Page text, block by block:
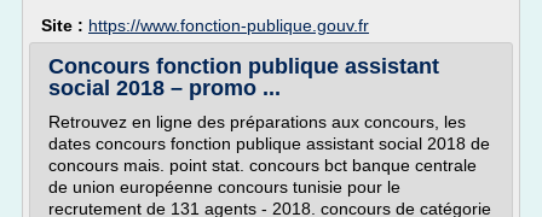
Site : https://www.fonction-publique.gouv.fr
Concours fonction publique assistant
social 2018 – promo ...
Retrouvez en ligne des préparations aux concours, les
dates concours fonction publique assistant social 2018 de
concours mais. point stat. concours bct banque centrale
de union européenne concours tunisie pour le
recrutement de 131 agents - 2018. concours de catégorie